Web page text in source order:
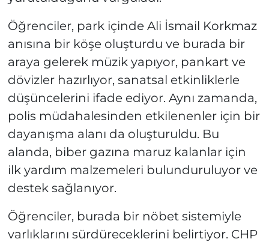
Öğrenciler, park içinde Ali İsmail Korkmaz
anısına bir köşe oluşturdu ve burada bir
araya gelerek müzik yapıyor, pankart ve
dövizler hazırlıyor, sanatsal etkinliklerle
düşüncelerini ifade ediyor. Aynı zamanda,
polis müdahalesinden etkilenenler için bir
dayanışma alanı da oluşturuldu. Bu
alanda, biber gazına maruz kalanlar için
ilk yardım malzemeleri bulunduruluyor ve
destek sağlanıyor.
Öğrenciler, burada bir nöbet sistemiyle
varlıklarını sürdüreceklerini belirtiyor. CHP